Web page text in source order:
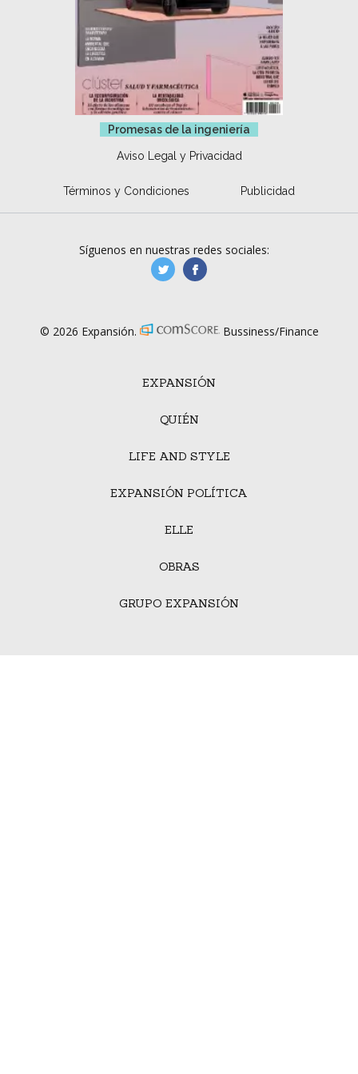
Promesas de la ingeniería
Aviso Legal y Privacidad
Términos y Condiciones Publicidad
EXPANSIÓN
QUIÉN
LIFE AND STYLE
EXPANSIÓN POLÍTICA
ELLE
OBRAS
GRUPO EXPANSIÓN
Síguenos en nuestras redes sociales:
manufacturaGE
© 2026 Expansión. Bussiness/Finance